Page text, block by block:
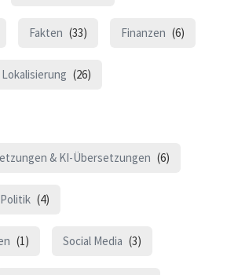
Fakten (33) Finanzen (6)
Lokalisierung (26)
& KI-Übersetzungen (6)
Politik (4)
(1) Social Media (3)